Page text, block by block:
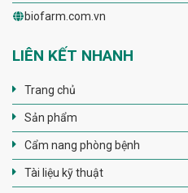
biofarm.com.vn
LIÊN KẾT NHANH
Trang chủ
Sản phẩm
Cẩm nang phòng bệnh
Tài liệu kỹ thuật